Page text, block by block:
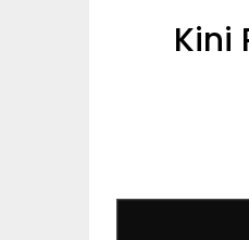
Kini